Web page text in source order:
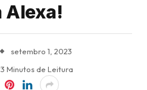
Alexa!
setembro 1, 2023
Minutos de Leitura